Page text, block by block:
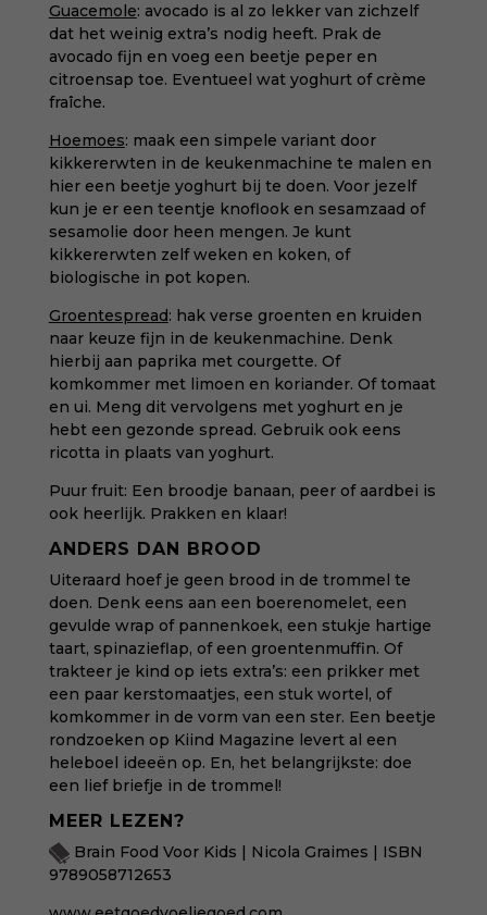
Guacemole: avocado is al zo lekker van zichzelf
dat het weinig extra’s nodig heeft. Prak de
avocado fijn en voeg een beetje peper en
citroensap toe. Eventueel wat yoghurt of crème
fraîche.
Hoemoes: maak een simpele variant door
kikkererwten in de keukenmachine te malen en
hier een beetje yoghurt bij te doen. Voor jezelf
kun je er een teentje knoflook en sesamzaad of
sesamolie door heen mengen. Je kunt
kikkererwten zelf weken en koken, of
biologische in pot kopen.
Groentespread: hak verse groenten en kruiden
naar keuze fijn in de keukenmachine. Denk
hierbij aan paprika met courgette. Of
komkommer met limoen en koriander. Of tomaat
en ui. Meng dit vervolgens met yoghurt en je
hebt een gezonde spread. Gebruik ook eens
ricotta in plaats van yoghurt.
Puur fruit: Een broodje banaan, peer of aardbei is
ook heerlijk. Prakken en klaar!
ANDERS DAN BROOD
Uiteraard hoef je geen brood in de trommel te
doen. Denk eens aan een boerenomelet, een
gevulde wrap of pannenkoek, een stukje hartige
taart, spinazieflap, of een groentenmuffin. Of
trakteer je kind op iets extra’s: een prikker met
een paar kerstomaatjes, een stuk wortel, of
komkommer in de vorm van een ster. Een beetje
rondzoeken op Kiind Magazine levert al een
heleboel ideeën op. En, het belangrijkste: doe
een lief briefje in de trommel!
MEER LEZEN?
Brain Food Voor Kids | Nicola Graimes | ISBN
9789058712653